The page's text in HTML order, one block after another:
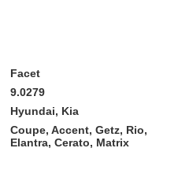
Facet
9.0279
Hyundai, Kia
Coupe, Accent, Getz, Rio,
Elantra, Cerato, Matrix